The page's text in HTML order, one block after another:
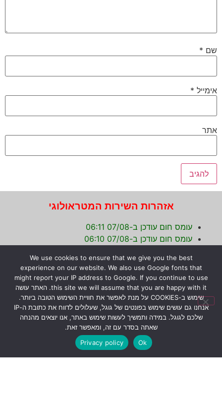
שם *
אימייל *
אתר
אזהרות השירות המטראולוגי
עומס חום עודכן ב-07/08 06:11
עומס חום עודכן ב-07/08 06:10
International Carnivorous Plant Society
CARNIVOROUS PLANT WEB RING
Previous
We use cookies to ensure that we give you the best
experience on our website. We also use Google fonts that
might report your IP address to Google. If you continue to use
this site we will assume that you are happy with it. האתר עושה
שימוש ב-COOKIES על מנת לאפשר את חוויית השימוש הטובה ביותר.
אנחנו גם עושים שימוש בפונטים של גוגל, שעלולים לדווח את כתובת ה-IP
שלכם לגוגל. במידה ותמשיך לעשות שימוש באתר, אנו יוצאים מהנחה
שאתה בסדר עם זה, ומאפשר זאת.
Ok
Privacy policy